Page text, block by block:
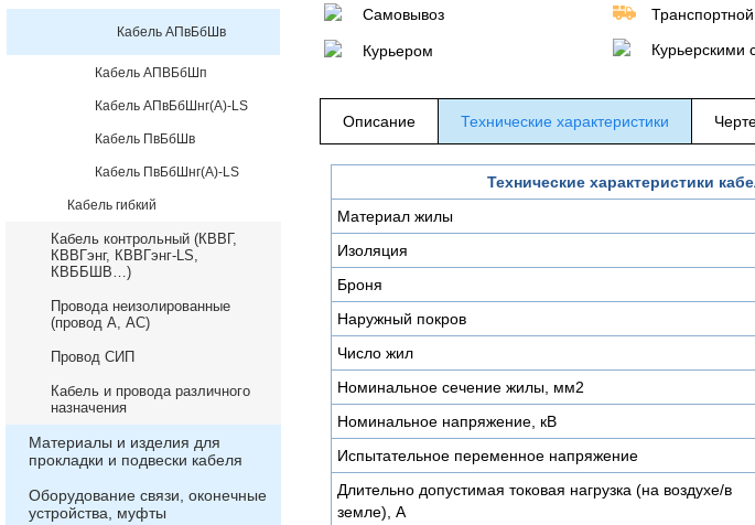
Кабель АПвБбШв
Кабель АПВБбШп
Кабель АПвБбШнг(А)-LS
Кабель ПвБбШв
Кабель ПвБбШнг(А)-LS
Кабель гибкий
Кабель контрольный (КВВГ,
КВВГэнг, КВВГэнг-LS,
КВББШВ…)
Провода неизолированные
(провод А, АС)
Провод СИП
Кабель и провода различного
назначения
Материалы и изделия для
прокладки и подвески кабеля
Оборудование связи, оконечные
устройства, муфты
Самовывоз
Курьером
Курьерскими
Описание Технические характеристики
Технические характеристики
Материал жилы
Изоляция
Броня
Наружный покров
Число жил
Номинальное сечение жилы, мм2
Номинальное напряжение, кВ
Испытательное переменное напряжение
Длительно допустимая токовая нагрузка (на воздухе/в
земле), А